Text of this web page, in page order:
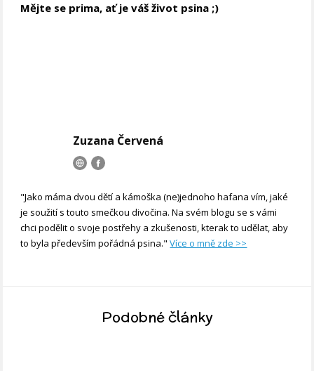
Mějte se prima, ať je váš život psina ;)
Zuzana Červená
"Jako máma dvou dětí a kámoška (ne)jednoho hafana vím, jaké
je soužití s touto smečkou divočina. Na svém blogu se s vámi
chci podělit o svoje postřehy a zkušenosti, kterak to udělat, aby
to byla především pořádná psina."Více o mně zde >>
Podobné články